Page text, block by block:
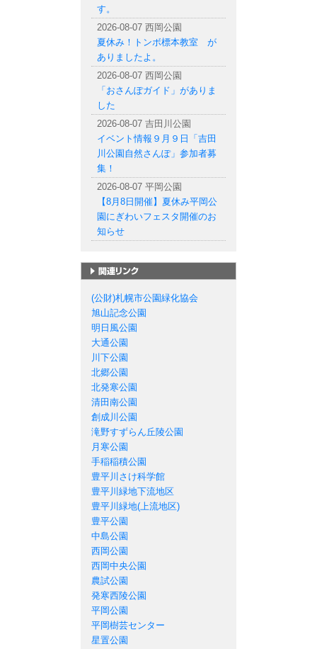
す。
2026-08-07 西岡公園
夏休み！トンボ標本教室 が
ありましたよ。
2026-08-07 西岡公園
「おさんぽガイド」がありま
した
2026-08-07 吉田川公園
イベント情報９月９日「吉田
川公園自然さんぽ」参加者募
集！
2026-08-07 平岡公園
【8月8日開催】夏休み平岡公
園にぎわいフェスタ開催のお
知らせ
(公財)札幌市公園緑化協会
旭山記念公園
明日風公園
大通公園
川下公園
北郷公園
北発寒公園
清田南公園
創成川公園
滝野すずらん丘陵公園
月寒公園
手稲稲積公園
豊平川さけ科学館
豊平川緑地下流地区
豊平川緑地(上流地区)
豊平公園
中島公園
西岡公園
西岡中央公園
農試公園
発寒西陵公園
平岡公園
平岡樹芸センター
星置公園